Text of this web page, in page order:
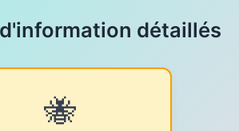
détaillés
🐝